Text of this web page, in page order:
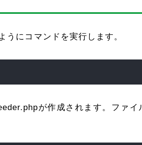
にコマンドを実行します。
が作成されます。ファイ